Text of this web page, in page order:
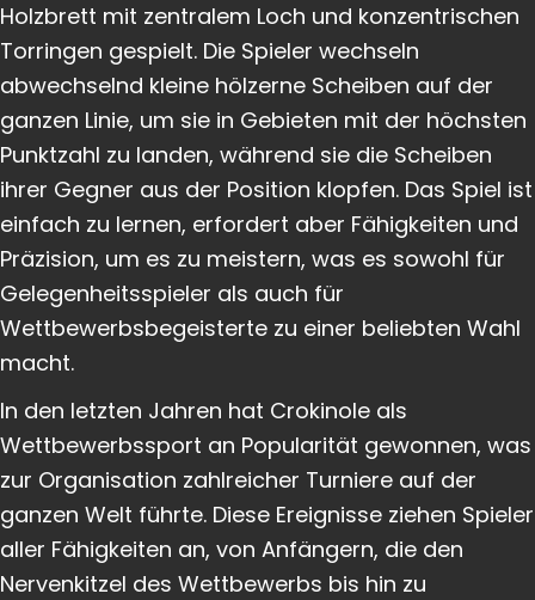
Holzbrett mit zentralem Loch und konzentrischen
Torringen gespielt. Die Spieler wechseln
abwechselnd kleine hölzerne Scheiben auf der
ganzen Linie, um sie in Gebieten mit der höchsten
Punktzahl zu landen, während sie die Scheiben
ihrer Gegner aus der Position klopfen. Das Spiel ist
einfach zu lernen, erfordert aber Fähigkeiten und
Präzision, um es zu meistern, was es sowohl für
Gelegenheitsspieler als auch für
Wettbewerbsbegeisterte zu einer beliebten Wahl
macht.
In den letzten Jahren hat Crokinole als
Wettbewerbssport an Popularität gewonnen, was
zur Organisation zahlreicher Turniere auf der
ganzen Welt führte. Diese Ereignisse ziehen Spieler
aller Fähigkeiten an, von Anfängern, die den
Nervenkitzel des Wettbewerbs bis hin zu